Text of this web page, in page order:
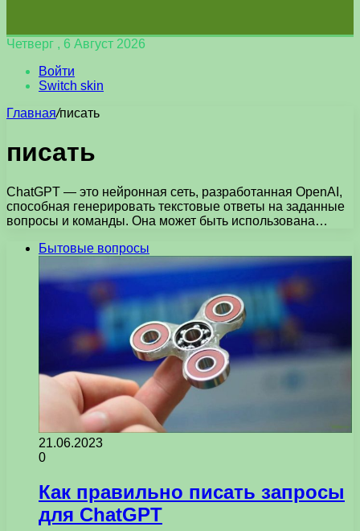
Четверг , 6 Август 2026
Войти
Switch skin
Главная/писать
писать
ChatGPT — это нейронная сеть, разработанная OpenAI,
способная генерировать текстовые ответы на заданные
вопросы и команды. Она может быть использована…
Бытовые вопросы
21.06.2023
0
Как правильно писать запросы
для ChatGPT